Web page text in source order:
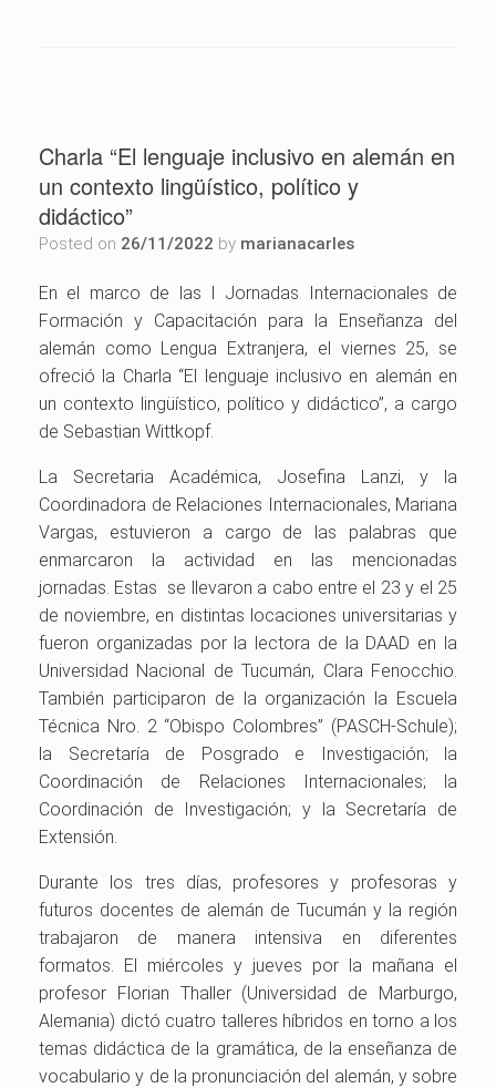
Charla “El lenguaje inclusivo en alemán en
un contexto lingüístico, político y
didáctico”
Posted on 26/11/2022 by marianacarles
En el marco de las I Jornadas Internacionales de
Formación y Capacitación para la Enseñanza del
alemán como Lengua Extranjera, el viernes 25, se
ofreció la Charla “El lenguaje inclusivo en alemán en
un contexto lingüístico, político y didáctico”, a cargo
de Sebastian Wittkopf.
La Secretaria Académica, Josefina Lanzi, y la
Coordinadora de Relaciones Internacionales, Mariana
Vargas, estuvieron a cargo de las palabras que
enmarcaron la actividad en las mencionadas
jornadas. Estas se llevaron a cabo entre el 23 y el 25
de noviembre, en distintas locaciones universitarias y
fueron organizadas por la lectora de la DAAD en la
Universidad Nacional de Tucumán, Clara Fenocchio.
También participaron de la organización la Escuela
Técnica Nro. 2 “Obispo Colombres” (PASCH-Schule);
la Secretaría de Posgrado e Investigación; la
Coordinación de Relaciones Internacionales; la
Coordinación de Investigación; y la Secretaría de
Extensión.
Durante los tres días, profesores y profesoras y
futuros docentes de alemán de Tucumán y la región
trabajaron de manera intensiva en diferentes
formatos. El miércoles y jueves por la mañana el
profesor Florian Thaller (Universidad de Marburgo,
Alemania) dictó cuatro talleres híbridos en torno a los
temas didáctica de la gramática, de la enseñanza de
vocabulario y de la pronunciación del alemán, y sobre